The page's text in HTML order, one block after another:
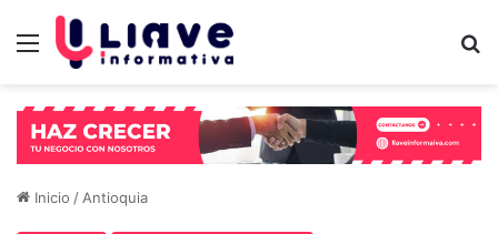
Menú
Inicio / Antioquia